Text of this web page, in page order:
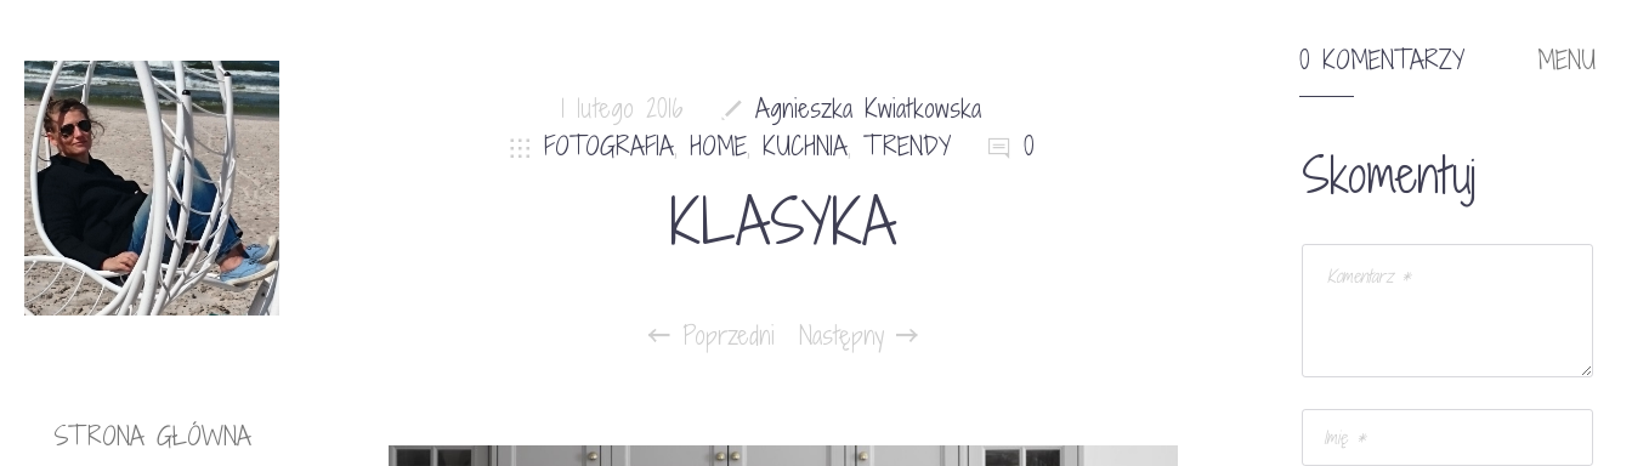
STRONA GŁÓWNA
1 lutego 2016
Agnieszka Kwiatkowska
FOTOGRAFIA, HOME, KUCHNIA, TRENDY 0
KLASYKA
Poprzedni Następny
0 KOMENTARZY MENU
Skomentuj